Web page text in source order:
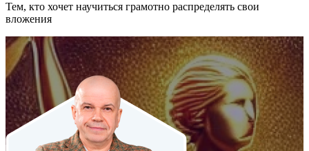
Тем, кто хочет научиться грамотно распределять свои
вложения